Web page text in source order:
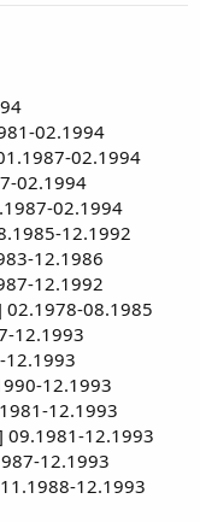
02.1994
02.1994
02.1994
02.1994
12.1992
12.1986
12.1992
02.1978-08.1985
12.1993
12.1993
12.1993
12.1993
09.1981-12.1993
12.1993
11.1988-12.1993